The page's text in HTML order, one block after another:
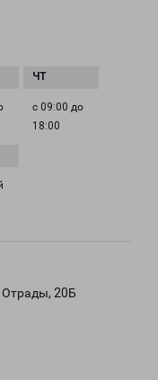
с 09:00 до
18:00
Отрады, 20Б